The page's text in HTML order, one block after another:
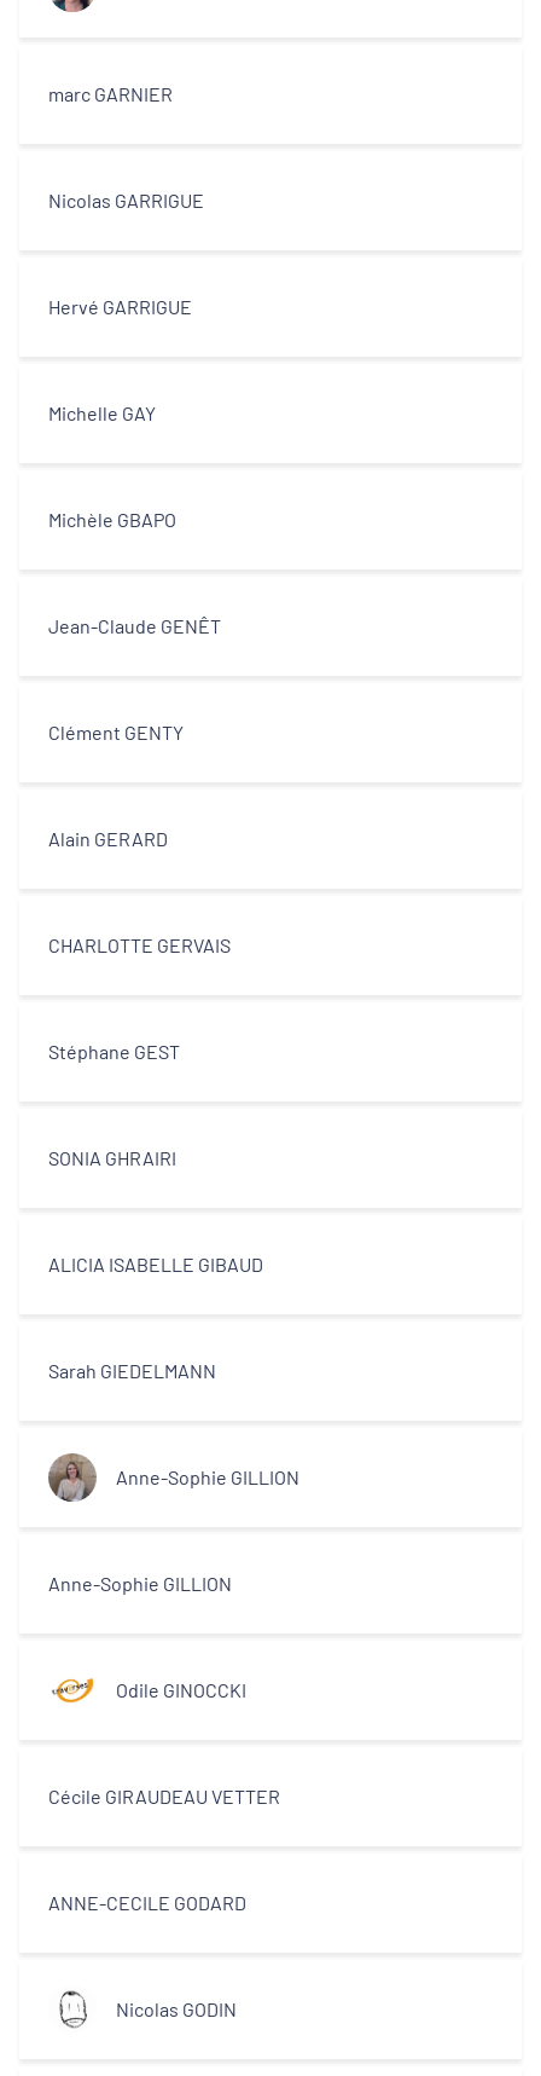
marc GARNIER
Nicolas GARRIGUE
Hervé GARRIGUE
Michelle GAY
Michèle GBAPO
Jean-Claude GENÊT
Clément GENTY
Alain GERARD
CHARLOTTE GERVAIS
Stéphane GEST
SONIA GHRAIRI
ALICIA ISABELLE GIBAUD
Sarah GIEDELMANN
Anne-Sophie GILLION
Anne-Sophie GILLION
Odile GINOCCKI
Cécile GIRAUDEAU VETTER
ANNE-CECILE GODARD
Nicolas GODIN